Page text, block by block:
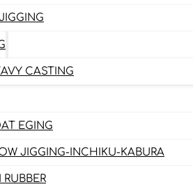
CASTING
EGING
JIGGING-INCHIKU-KABURA
RUBBER